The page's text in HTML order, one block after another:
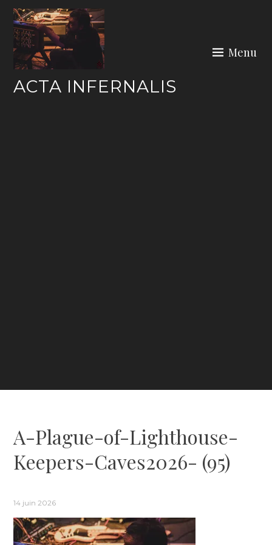
Skip
content
ACTA INFERNALIS
Menu
A-Plague-of-Lighthouse-
Keepers-Caves2026- (95)
14 juin 2026